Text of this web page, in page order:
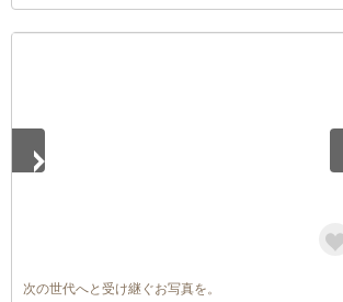
次の世代へと受け継ぐお写真を。